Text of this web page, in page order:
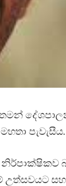
පැවැසීය.
උත්සවයට